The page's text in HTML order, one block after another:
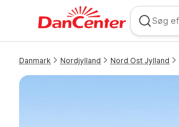
WIZARD MEMBER
Danmark Nordjylland Nord Ost Jylland